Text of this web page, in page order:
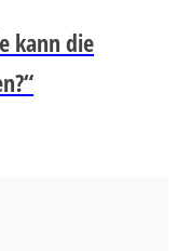
kann die